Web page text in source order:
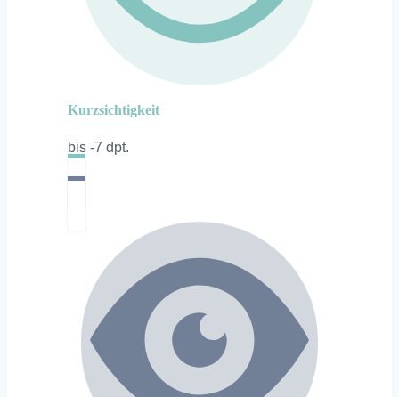
Kurzsichtigkeit
bis -7 dpt.